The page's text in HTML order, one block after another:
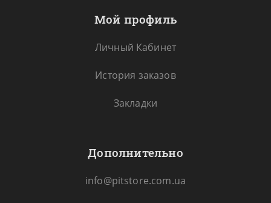
Мой профиль
Личный Кабинет
История заказов
Закладки
Дополнительно
info@pitstore.com.ua